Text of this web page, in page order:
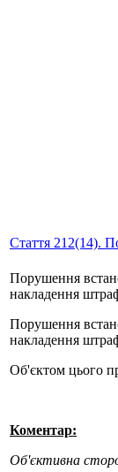
Стаття 212(14).
Порушення
накладення
Порушення
накладення
Об'єктом цього
Коментар:
Об'єктивна